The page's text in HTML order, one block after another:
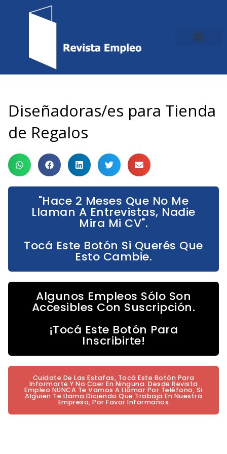
Diseñadoras/es para Tienda
de Regalos
"Hace 2 Meses Que No Me
Llaman A Entrevistas, Nadie
Mira Mi CV".
Tocá Este Botón Si Querés Que
Esto Cambie.
Algunos Empleos Sólo Son
Accesibles Con Suscripción.
¡Tocá Este Botón Para
Inscribirte!
Cuidate De Las Estafas, Tocá Este Botón Para
Informarte Y No Caer En Ninguna. Desde Revista
Empleo NUNCA Te Vamos A Llamar Por Teléfono, Si
Alguien Te Llama Diciendo Que Trabaja En Nuestra
Empresa, Por Favor Informanos